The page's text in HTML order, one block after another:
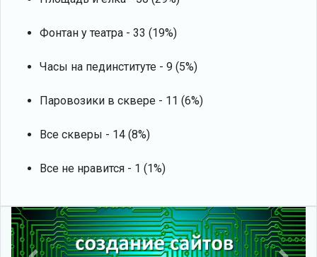
Фонтан у театра - 33 (19%)
Часы на пединституте - 9 (5%)
Паровозики в сквере - 11 (6%)
Все скверы - 14 (8%)
Все не нравится - 1 (1%)